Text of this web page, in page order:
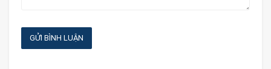
GỬI BÌNH LUẬN